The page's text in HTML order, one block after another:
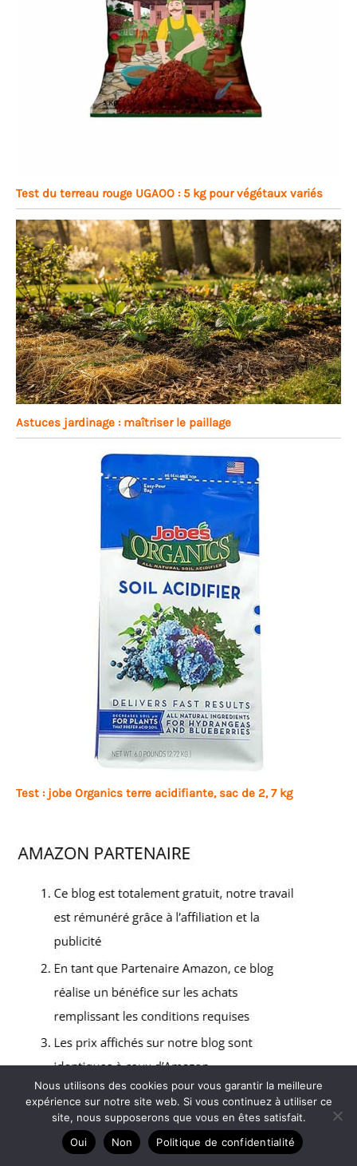
Test du terreau rouge UGAOO : 5 kg pour végétaux variés
Astuces jardinage : maîtriser le paillage
Test : jobe Organics terre acidifiante, sac de 2, 7 kg
Copyright © 2026 Guide motobineuse
Nous utilisons des cookies pour vous garantir la meilleure
expérience sur notre site web. Si vous continuez à utiliser ce
site, nous supposerons que vous en êtes satisfait.
Oui
Non Politique de confidentialité